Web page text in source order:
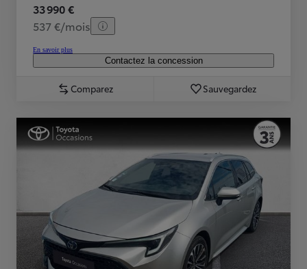
33 990 €
537 €/mois
En savoir plus
Contactez la concession
Comparez Sauvegardez